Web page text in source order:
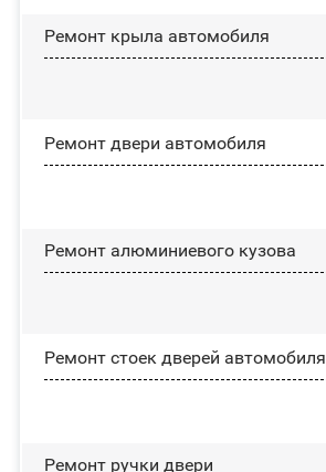
Ремонт крыла автомобиля
Ремонт двери автомобиля
Ремонт алюминиевого кузова
Ремонт стоек дверей автомобиля
Ремонт ручки двери